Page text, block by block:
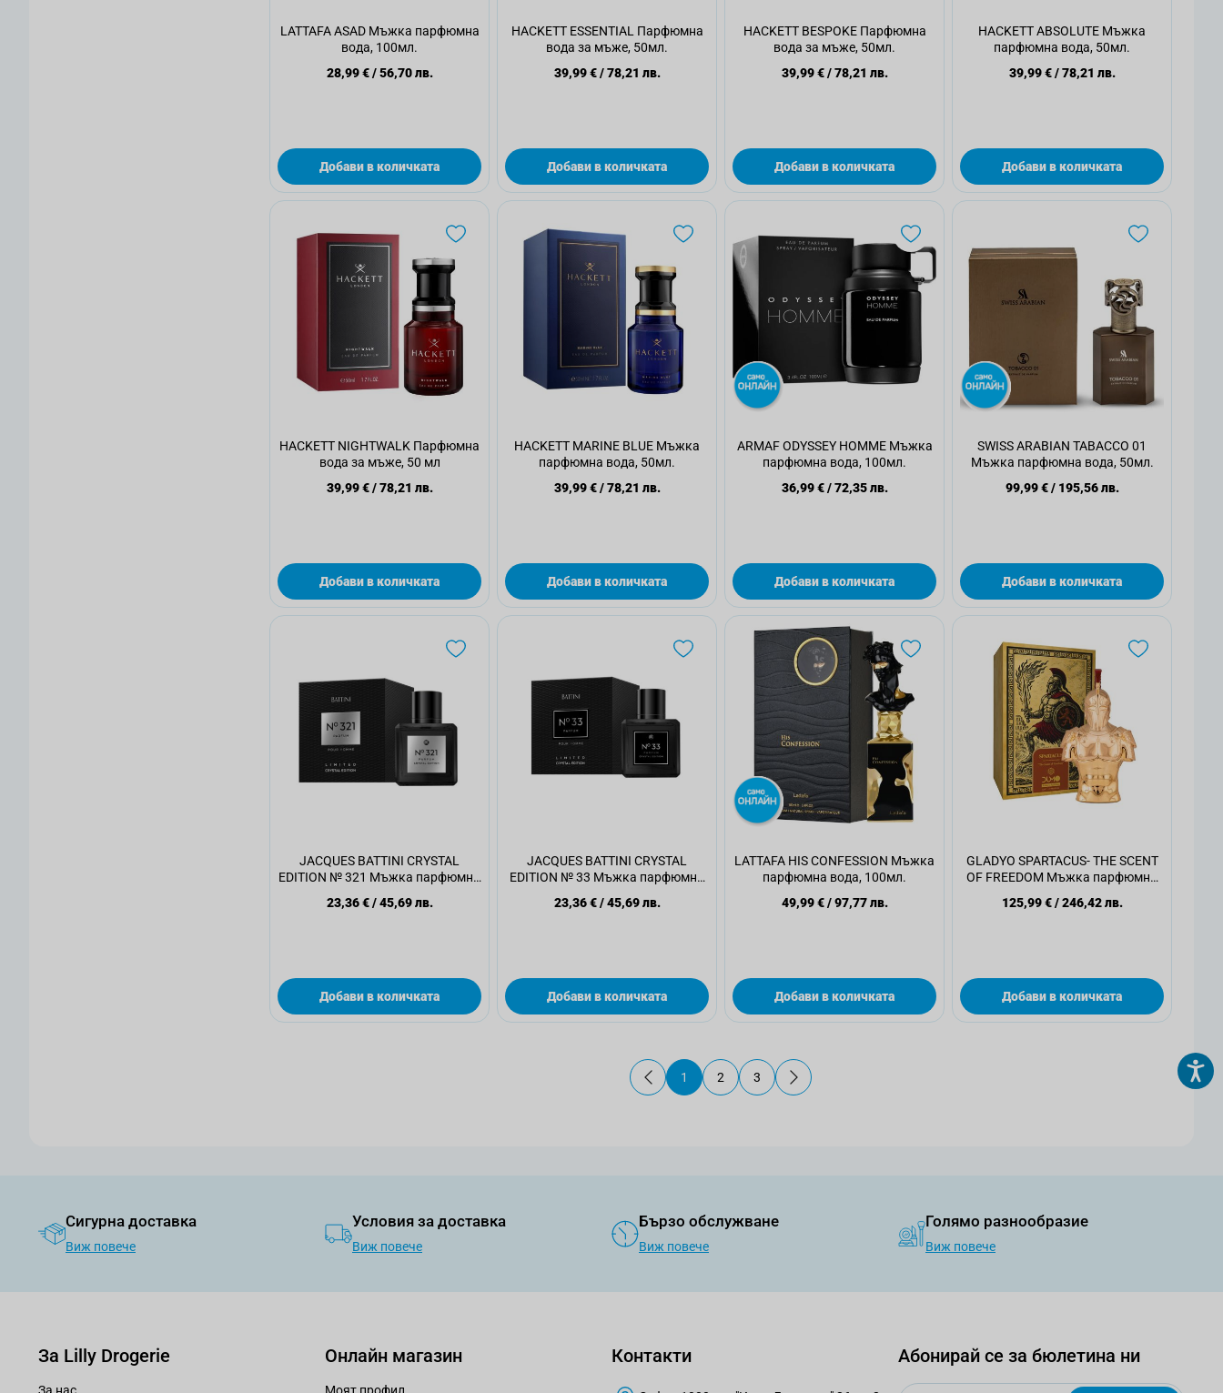
LATTAFA ASAD Мъжка парфюмна
вода, 100мл.
28,99 €/56,70 лв.
Добави в количката
HACKETT ESSENTIAL Парфюмна
вода за мъже, 50мл.
39,99 €/78,21 лв.
Добави в количката
HACKETT BESPOKE Парфюмна
вода за мъже, 50мл.
39,99 €/78,21 лв.
Добави в количката
HACKETT ABSOLUTE Мъжка
парфюмна вода, 50мл.
39,99 €/78,21 лв.
Добави в количката
HACKETT NIGHTWALK Парфюмна
вода за мъже, 50 мл
39,99 €/78,21 лв.
Добави в количката
HACKETT MARINE BLUE Мъжка
парфюмна вода, 50мл.
39,99 €/78,21 лв.
Добави в количката
ARMAF ODYSSEY HOMME Мъжка
парфюмна вода, 100мл.
36,99 €/72,35 лв.
Добави в количката
SWISS ARABIAN TABACCO 01
Мъжка парфюмна вода, 50мл.
99,99 €/ 195,56 лв.
Добави в количката
JACQUES BATTINI CRYSTAL
EDITION № 321 Мъжка парфюмна
23,36 €/45,69 лв.
Добави в количката
JACQUES BATTINI CRYSTAL
EDITION № 33 Мъжка парфюмна
23,36 €/45,69 лв.
Добави в количката
LATTAFA HIS CONFESSION Мъжка
парфюмна вода, 100мл.
49,99 €/97,77 лв.
Добави в количката
GLADYO SPARTACUS- THE SCENT
OF FREEDOM Мъжка парфюмна
125,99 €/246,42 лв.
Добави в количката
В момента четете страница
1
Страница
2
Страница
3
Сигурна доставка
Виж повече
Условия за доставка
Виж повече
Бързо обслужване
Виж повече
Голямо разнообразие
Виж повече
За Lilly Drogerie Онлайн магазин Контакти Абонирай се за бюлетина ни